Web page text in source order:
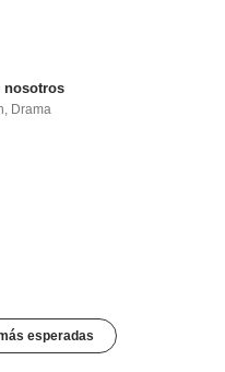
nosotros
Drama
esperadas